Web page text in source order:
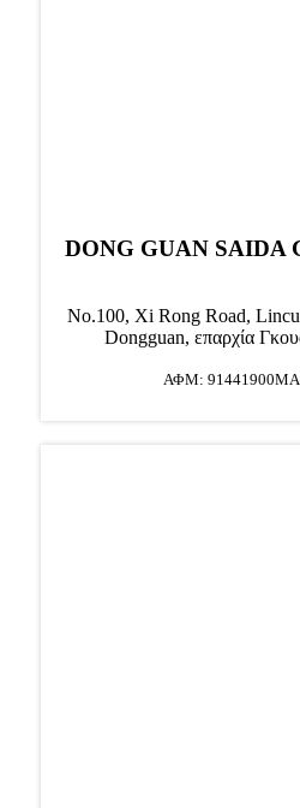
DONG GUAN SAIDA
No.100, Xi Rong Road,
Dongguan, επαρχία
ΑΦΜ: